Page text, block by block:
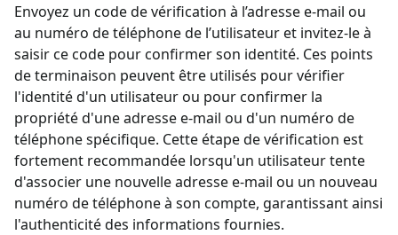
Envoyez un code de vérification à l’adresse e-mail ou
au numéro de téléphone de l’utilisateur et invitez-le à
saisir ce code pour confirmer son identité. Ces points
de terminaison peuvent être utilisés pour vérifier
l'identité d'un utilisateur ou pour confirmer la
propriété d'une adresse e-mail ou d'un numéro de
téléphone spécifique. Cette étape de vérification est
fortement recommandée lorsqu'un utilisateur tente
d'associer une nouvelle adresse e-mail ou un nouveau
numéro de téléphone à son compte, garantissant ainsi
l'authenticité des informations fournies.